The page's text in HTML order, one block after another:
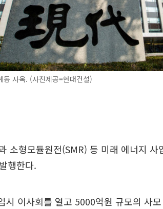
사옥. (사진제공=현대건설)
소형모듈원전(SMR) 등 미래 에너지
행한다.
시 이사회를 열고 5000억원 규모의 사